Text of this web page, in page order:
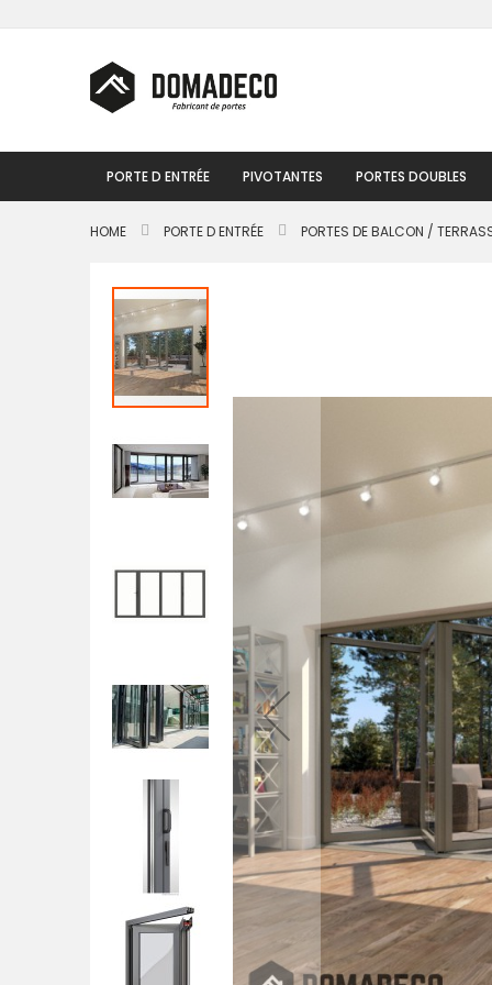
to
PORTE D ENTRÉE PIVOTANTES PORTES DOUBLES
HOME PORTE D ENTRÉE PORTES DE BALCON /
Passer
à
la
fin
de
la
galerie